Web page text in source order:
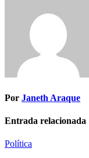
Por Janeth Araque
Entrada relacionada
Política